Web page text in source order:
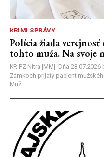
KRIMI SPRÁVY
Polícia žiada
tohto muža. Na svoje
KR PZ Nitra |MM| Dňa
Zámkoch prijatý pacient
Muž...